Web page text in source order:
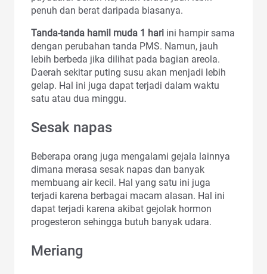
penuh dan berat daripada biasanya.
Tanda-tanda hamil muda 1 hari ini hampir sama
dengan perubahan tanda PMS. Namun, jauh
lebih berbeda jika dilihat pada bagian areola.
Daerah sekitar puting susu akan menjadi lebih
gelap. Hal ini juga dapat terjadi dalam waktu
satu atau dua minggu.
Sesak napas
Beberapa orang juga mengalami gejala lainnya
dimana merasa sesak napas dan banyak
membuang air kecil. Hal yang satu ini juga
terjadi karena berbagai macam alasan. Hal ini
dapat terjadi karena akibat gejolak hormon
progesteron sehingga butuh banyak udara.
Meriang